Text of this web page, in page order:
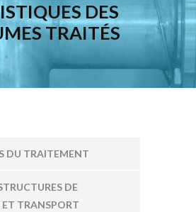
DES
TRAITÉS
DU TRAITEMENT
DE
ET TRANSPORT